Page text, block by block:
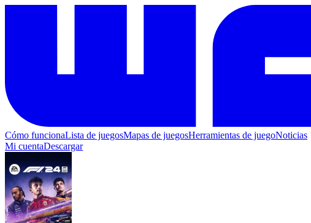
Cómo funcionaLista de juegosMapas de juegosHerramientas de juegoNoticias
Mi cuentaDescargar